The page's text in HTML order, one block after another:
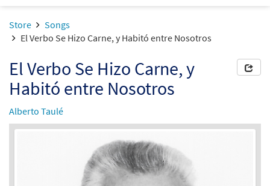
Store
Songs
El Verbo Se Hizo Carne, y Habitó entre Nosotros
El Verbo Se Hizo Carne, y
Habitó entre Nosotros
Alberto Taulé